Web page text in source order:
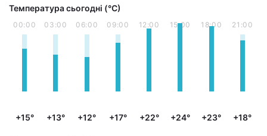
Температура сьогодні (°С)
00:00
+15°
03:00
+13°
06:00
+12°
09:00
+17°
12:00
+22°
15:00
+24°
18:00
+23°
21:00
+18°